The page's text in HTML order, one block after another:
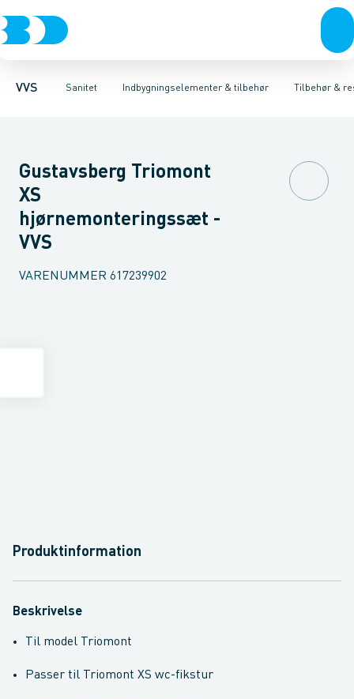
VVS Sanitet
Rør & fittingsPressfittings & rørKuglehaner & ventilerAfløb
Indbygningselementer & tilbehør
Toiletter, sæder og cisternerVaskeArmaturerBrusereTilbehør &
Høje Indbygnings elementerLave Indbygnings elementer
Gustavsberg Triomont
XS
hjørnemonteringssæt -
VVS
VARENUMMER 617239902
Produktinformation
Beskrivelse
Til model Triomont
Passer til Triomont XS wc-fikstur